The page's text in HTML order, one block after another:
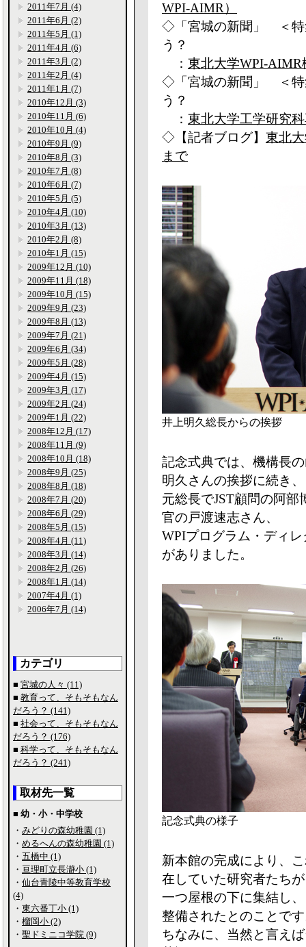
WPI-AIMR）
◇「宮城の新聞」 ＜特
う？
： 東北大学WPI-
◇「宮城の新聞」 ＜特
う？
： 東北大学工学研究
◇【記者ブログ】 東北
まで
井上明久総長からの挨拶
記念式典では、機構長
明久さんの挨拶に続き、
元総長でJST顧問の阿
官の戸渡速志さん、
WPIプログラム・ディ
がありました。
記念式典の様子
新本館の完成により、
在していた研究者たちが
一つ屋根の下に集結し
整備されたとのことで
ちなみに、当然と言え
2011年7月 (4)
2011年6月 (2)
2011年5月 (1)
2011年4月 (6)
2011年3月 (2)
2011年2月 (4)
2011年1月 (7)
2010年12月 (3)
2010年11月 (6)
2010年10月 (4)
2010年9月 (9)
2010年8月 (3)
2010年7月 (8)
2010年6月 (7)
2010年5月 (5)
2010年4月 (10)
2010年3月 (13)
2010年2月 (8)
2010年1月 (15)
2009年12月 (10)
2009年11月 (18)
2009年10月 (15)
2009年9月 (23)
2009年8月 (13)
2009年7月 (21)
2009年6月 (34)
2009年5月 (28)
2009年4月 (15)
2009年3月 (17)
2009年2月 (24)
2009年1月 (22)
2008年12月 (17)
2008年11月 (9)
2008年10月 (18)
2008年9月 (25)
2008年8月 (18)
2008年7月 (20)
2008年6月 (29)
2008年5月 (15)
2008年4月 (11)
2008年3月 (14)
2008年2月 (26)
2008年1月 (14)
2007年4月 (1)
2006年7月 (14)
カテゴリ
■ 宮城の人々 (11)
■ 教育って、そもそもなん
だろう？ (141)
■ 社会って、そもそもなん
だろう？ (176)
■ 科学って、そもそもなん
だろう？ (241)
取材先一覧
■ 幼・小・中学校
・ みどりの森幼稚園 (1)
・ めるへんの森幼稚園 (1)
・ 五橋中 (1)
・ 亘理町立長瀞小 (1)
・ 仙台青陵中等教育学校
(4)
・ 東六番丁小 (1)
・ 榴岡小 (2)
・ 聖ドミニコ学院 (9)